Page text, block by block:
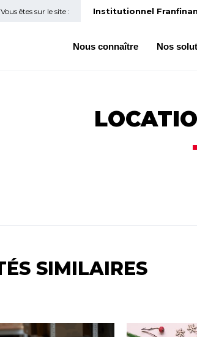
Vous êtes sur le site : Institutionnel
Nous connaître Nos
SIMILAIRES